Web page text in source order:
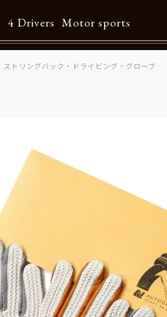
4 Drivers Motor sports
ストリングバック・ドライビング・グローブ